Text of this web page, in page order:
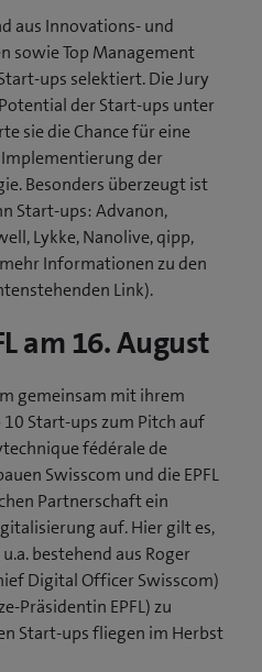
aus Innovations- und
sowie Top Management
ups selektiert. Die Jury
der Start-ups unter
sie die Chance für eine
der
Besonders überzeugt ist
Start-ups: Ad​vanon,
Lykke, Nanolive, qipp,
Informationen zu den
Link).
am 16. August
gemeinsam mit ihrem
Start-ups zum Pitch auf
fédérale de
Swisscom und die EPFL
Partnerschaft ein
auf. Hier gilt es,
bestehend aus Roger
Digital Officer Swisscom)
Präsidentin EPFL) zu
Start-ups fliegen im Herbst